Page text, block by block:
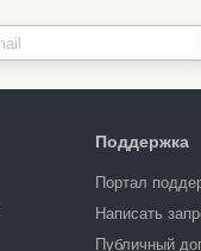
Поддержка
Портал
Написать
Публичный